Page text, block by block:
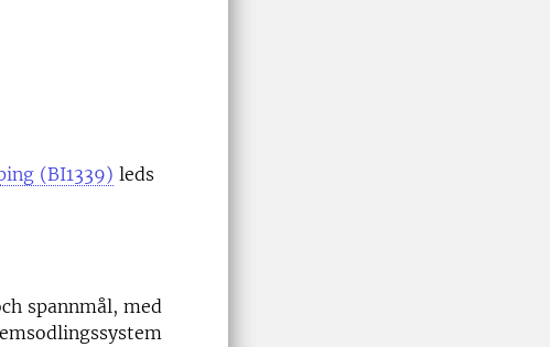
(BI1339) leds
spannmål, med